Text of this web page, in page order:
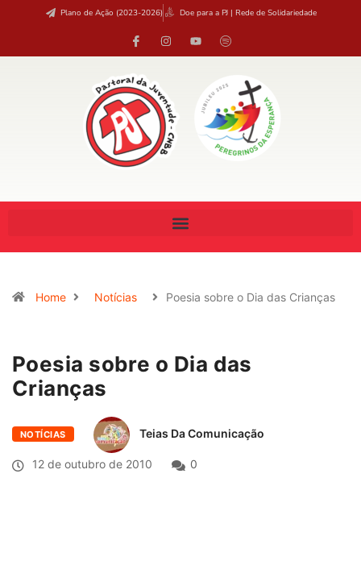
Plano de Ação (2023-2026) Doe para a PJ | Rede de Solidariedade
Home Notícias Poesia sobre o Dia das Crianças
Poesia sobre o Dia das
Crianças
NOTÍCIAS Teias Da Comunicação
12 de outubro de 2010 0